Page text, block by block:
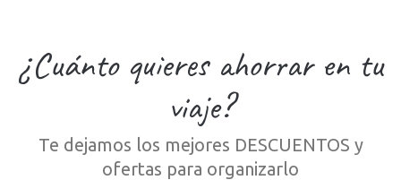
¿Cuánto quieres ahorrar en tu
viaje?
Te dejamos los mejores DESCUENTOS y
ofertas para organizarlo